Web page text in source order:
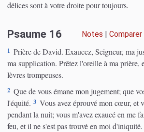
délices sont à votre droite pour toujours.
Psaume 16 Notes | Comparer
1 Prière de David. Exaucez, Seigneur, ma
ma supplication. Prêtez l'oreille à ma prière,
lèvres trompeuses.
2 Que de vous émane mon jugement; que
l'équité. 3 Vous avez éprouvé mon cœur, et
pendant la nuit; vous m'avez exaucé en me
feu, et il ne s'est pas trouvé en moi d'iniquité.